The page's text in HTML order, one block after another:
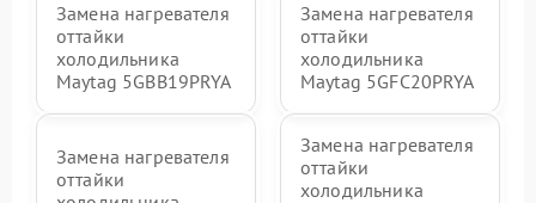
Замена нагревателя
оттайки
холодильника
Maytag 5GBB19PRYA
Замена нагревателя
оттайки
холодильника
Maytag 5GFC20PRYA
Замена нагревателя
оттайки
Замена нагревателя
оттайки
холодильника